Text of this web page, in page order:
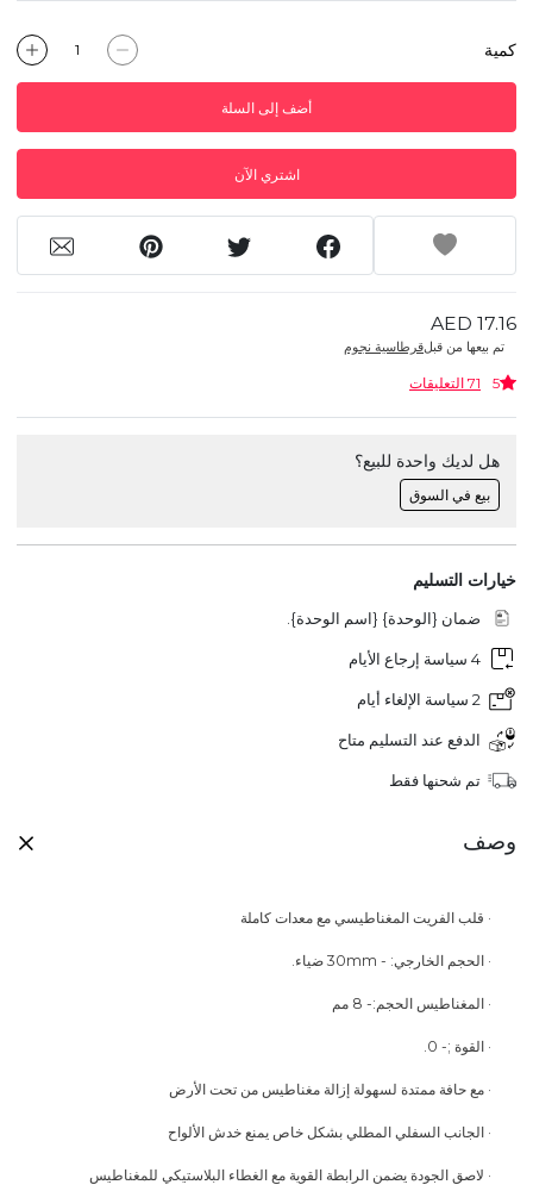
كمية
أضف إلى السلة
اشتري الآن
AED 17.16
تم بيعها من قبلقرطاسية نجوم
5 71 التعليقات
هل لديك واحدة للبيع؟
بيع في السوق
خيارات التسليم
ضمان {الوحدة} {اسم الوحدة}.
4 سياسة إرجاع الأيام
2 سياسة الإلغاء أيام
الدفع عند التسليم متاح
تم شحنها فقط
وصف
· قلب الفريت المغناطيسي مع معدات كاملة
· الحجم الخارجي: - 30mm ضياء.
· المغناطيس الحجم:- 8 مم
· القوة ;- 0.
· مع حافة ممتدة لسهولة إزالة مغناطيس من تحت الأرض
· الجانب السفلي المطلي بشكل خاص يمنع خدش الألواح
· لاصق الجودة يضمن الرابطة القوية مع الغطاء البلاستيكي للمغناطيس